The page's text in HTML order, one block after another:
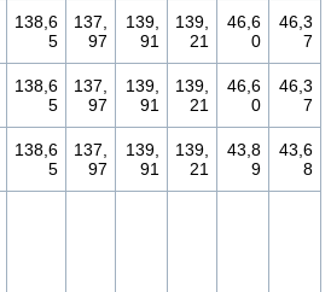
138,6
5
137,
97
139,
91
139,
21
46,6
0
46,3
7
138,6
5
137,
97
139,
91
139,
21
46,6
0
46,3
7
138,6
5
137,
97
139,
91
139,
21
43,8
9
43,6
8